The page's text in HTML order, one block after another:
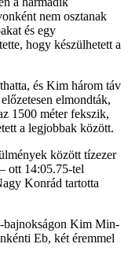
nem osztanak
és egy
hogy készülhetett a
és Kim három táv
elmondták,
1500 méter fekszik,
a legjobbak között.
között tízezer
ott 14:05.75-tel
Konrád tartotta
bajnokságon Kim Min-
Eb, két éremmel